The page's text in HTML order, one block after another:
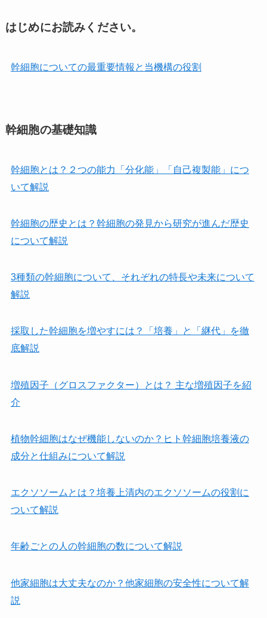
はじめにお読みください。
幹細胞についての最重要情報と当機構の役割
幹細胞の基礎知識
幹細胞とは？２つの能力「分化能」「自己複製能」につ
いて解説
幹細胞の歴史とは？幹細胞の発見から研究が進んだ歴史
について解説
3種類の幹細胞について、それぞれの特長や未来について
解説
採取した幹細胞を増やすには？「培養」と「継代」を徹
底解説
増殖因子（グロスファクター）とは？ 主な増殖因子を紹
介
植物幹細胞はなぜ機能しないのか？ヒト幹細胞培養液の
成分と仕組みについて解説
エクソソームとは？培養上清内のエクソソームの役割に
ついて解説
年齢ごとの人の幹細胞の数について解説
他家細胞は⼤丈夫なのか？他家細胞の安全性について解
説